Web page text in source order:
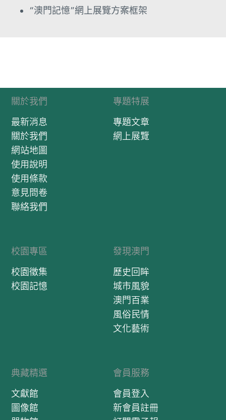
“澳門記憶”網上展覽方案框架
關於我們
最新消息
關於我們
網站地圖
使用說明
使用條款
意見問卷
聯絡我們
專題特展
專題文章
網上展覽
校園專區
校園徵集
校園記憶
發現澳門
歷史回眸
城市風貌
澳門百業
風俗民情
文化藝術
典藏精選
文獻館
圖像館
會員服務
會員登入
新會員註冊